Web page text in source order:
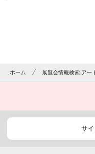
ホーム 展覧会情報検索 アー
サイ